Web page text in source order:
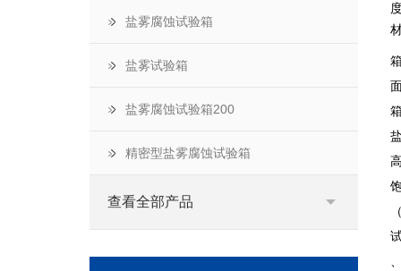
盐雾腐蚀试验箱
盐雾试验箱
盐雾腐蚀试验箱200
精密型盐雾腐蚀试验箱
查看全部产品